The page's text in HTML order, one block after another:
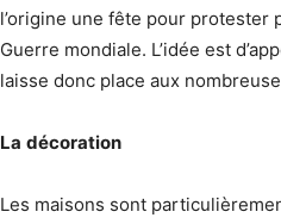
l’origine une fête pour protester
Guerre mondiale. L’idée est
laisse donc place aux
La décoration
Les maisons sont